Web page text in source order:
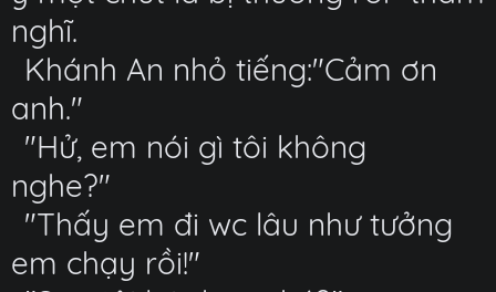
nghĩ.
Khánh An nhỏ tiếng:"Cảm ơn
anh."
"Hử, em nói gì tôi không
nghe?"
"Thấy em đi wc lâu như tưởng
em chạy rồi!"